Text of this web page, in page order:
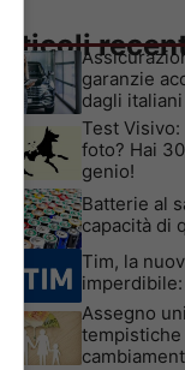
Articoli
garanzie
dagli italiani
Test
foto? Hai
genio!
Batterie al
capacità di
Tim, la
Assegno